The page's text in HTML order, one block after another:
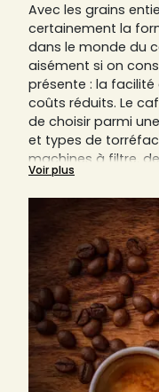
Avec les grains
certainement la
dans le monde du
aisément si on
présente : la
coûts réduits. Le
de choisir parmi
et types de
machines à filtre,
cafetières piston
French Press) ou
un composant
Nous vous
bon degré de
un café parfait.
Découvrez ici
artisans locaux de
comme par
Tea&Coffee
Trouvez sur
préféré, qu'il soit
Voir plus